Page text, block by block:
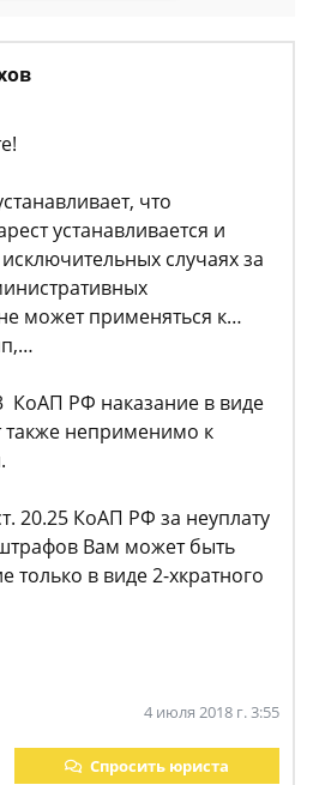
что
устанавливается и
случаях за
может применяться к…
КоАП РФ наказание в виде
также неприменимо к
20.25 КоАП РФ за неуплату
Вам может быть
только в виде 2-хкратного
4 июля 2018 г. 3:55
Спросить юриста